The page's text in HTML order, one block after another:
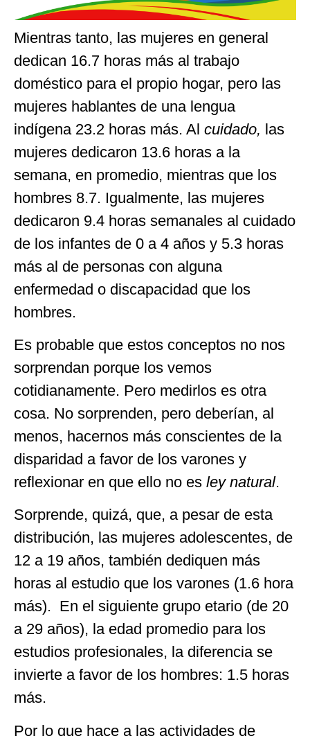
Mientras tanto, las mujeres en general
dedican 16.7 horas más al trabajo
doméstico para el propio hogar, pero las
mujeres hablantes de una lengua
indígena 23.2 horas más. Al cuidado, las
mujeres dedicaron 13.6 horas a la
semana, en promedio, mientras que los
hombres 8.7. Igualmente, las mujeres
dedicaron 9.4 horas semanales al cuidado
de los infantes de 0 a 4 años y 5.3 horas
más al de personas con alguna
enfermedad o discapacidad que los
hombres.
Es probable que estos conceptos no nos
sorprendan porque los vemos
cotidianamente. Pero medirlos es otra
cosa. No sorprenden, pero deberían, al
menos, hacernos más conscientes de la
disparidad a favor de los varones y
reflexionar en que ello no es ley natural.
Sorprende, quizá, que, a pesar de esta
distribución, las mujeres adolescentes, de
12 a 19 años, también dediquen más
horas al estudio que los varones (1.6 hora
más). En el siguiente grupo etario (de 20
a 29 años), la edad promedio para los
estudios profesionales, la diferencia se
invierte a favor de los hombres: 1.5 horas
más.
Por lo que hace a las actividades de